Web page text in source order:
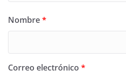
Nombre*
Correo electrónico *